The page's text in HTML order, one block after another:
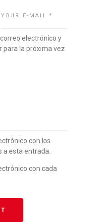
electrónico y
para la próxima vez
con los
esta entrada.
con cada